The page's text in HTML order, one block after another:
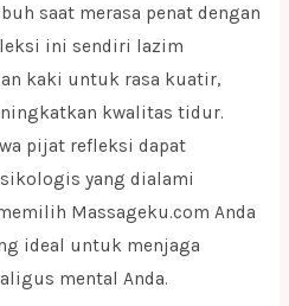
saat merasa penat dengan
ini sendiri lazim
kaki untuk rasa kuatir,
kwalitas tidur.
pijat refleksi dapat
yang dialami
Massageku.com Anda
ideal untuk menjaga
mental Anda.